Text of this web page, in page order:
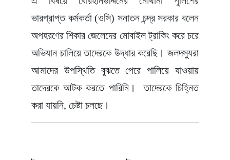
ভারপ্রাপ্ত কর্মকর্তা (ওসি) সনাতন চন্দ্র সরকার বলেন
অপহরণের শিকার জেলেদের মোবাইল ট্রাকিং করে চরে
অভিযান চালিয়ে তাদেরকে উদ্ধার করেছি। জলদস্যুরা
আমাদের উপস্থিতি বুঝতে পেরে পালিয়ে যাওয়ায়
তাদেরকে আটক করতে পারিনি। তাদেরকে চিহ্নিত
করা যায়নি, চেষ্টা চলছে।